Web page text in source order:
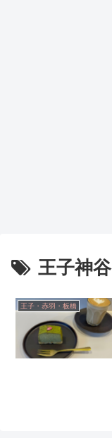
王子神谷
王子・赤羽・板橋